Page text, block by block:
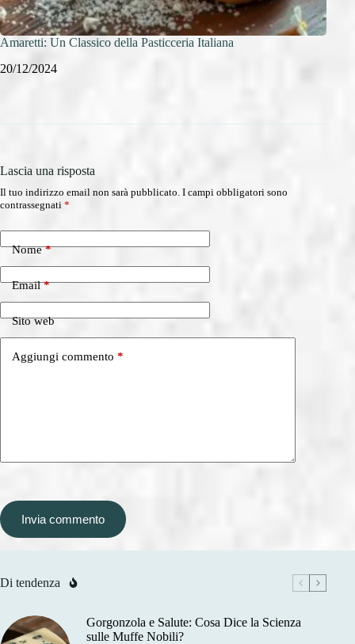
Amaretti: Un Classico della Pasticceria Italiana
20/12/2024
Lascia una risposta
Il tuo indirizzo email non sarà pubblicato. I campi obbligatori sono
contrassegnati *
Nome*
Email*
Sito web
Aggiungi commento *
Invia commento
Di tendenza
Gorgonzola e Salute: Cosa Dice la Scienza
sulle Muffe Nobili?